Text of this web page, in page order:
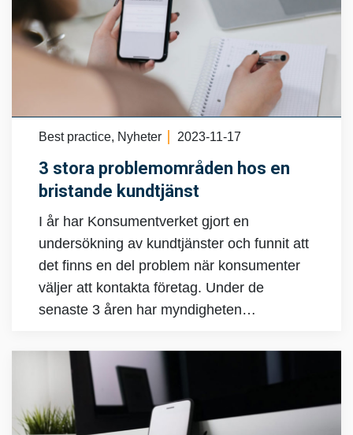
Best practice, Nyheter 2023-11-17
3 stora problemområden hos en
bristande kundtjänst
I år har Konsumentverket gjort en
undersökning av kundtjänster och funnit att
det finns en del problem när konsumenter
väljer att kontakta företag. Under de
senaste 3 åren har myndigheten…